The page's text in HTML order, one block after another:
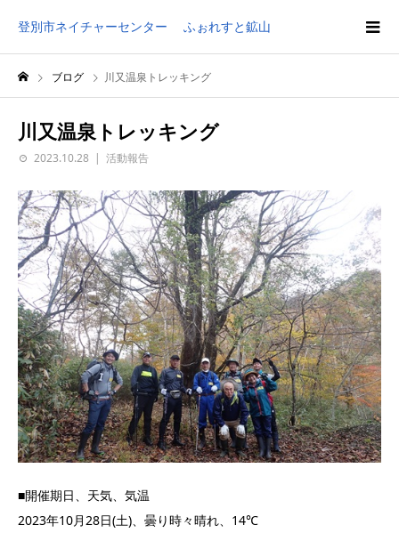
登別市ネイチャーセンター ふぉれすと鉱山
ブログ 川又温泉トレッキング
川又温泉トレッキング
2023.10.28 活動報告
■開催期日、天気、気温
2023年10月28日(土)、曇り時々晴れ、14℃